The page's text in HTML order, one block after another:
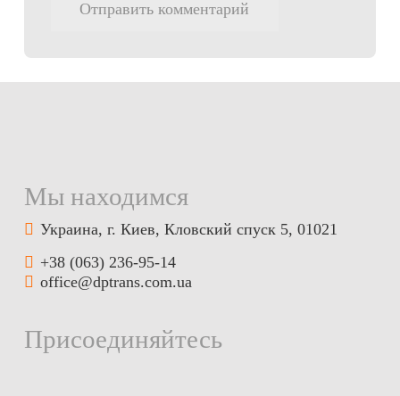
Отправить комментарий
Мы находимся
Украина, г. Киев, Кловский спуск 5, 01021
+38 (063) 236-95-14
office@dptrans.com.ua
Присоединяйтесь